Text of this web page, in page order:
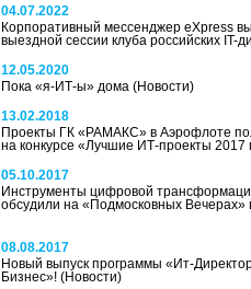
04.07.2022
Корпоративный мессенджер eXpress
выездной сессии клуба российских IT-
12.05.2020
Пока «я-ИТ-ы» дома (Новости)
13.02.2018
Проекты ГК «РАМАКС» в Аэрофлоте
на конкурсе «Лучшие ИТ-проекты 2017
05.10.2017
Инструменты цифровой
обсудили на «Подмосковных Вечерах»
08.08.2017
Новый выпуск программы «Ит-
Бизнес»! (Новости)